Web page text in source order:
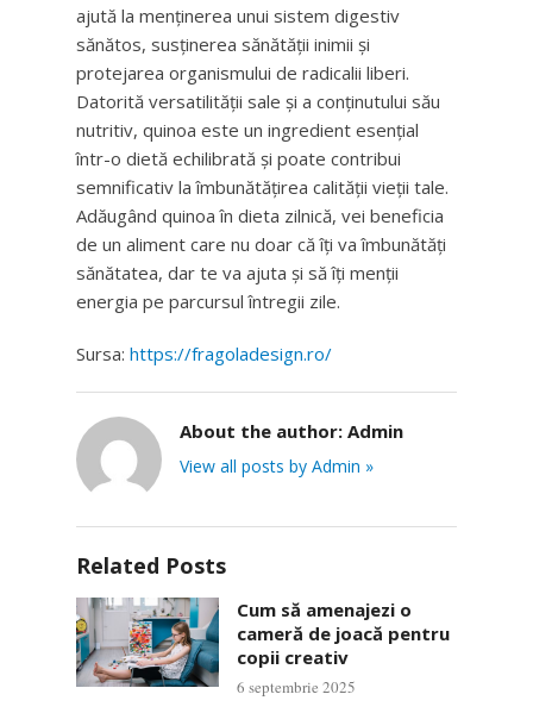
ajută la menținerea unui sistem digestiv
sănătos, susținerea sănătății inimii și
protejarea organismului de radicalii liberi.
Datorită versatilității sale și a conținutului său
nutritiv, quinoa este un ingredient esențial
într-o dietă echilibrată și poate contribui
semnificativ la îmbunătățirea calității vieții tale.
Adăugând quinoa în dieta zilnică, vei beneficia
de un aliment care nu doar că îți va îmbunătăți
sănătatea, dar te va ajuta și să îți menții
energia pe parcursul întregii zile.
Sursa: https://fragoladesign.ro/
About the author: Admin
View all posts by Admin »
Related Posts
Cum să amenajezi o
cameră de joacă pentru
copii creativ
6 septembrie 2025